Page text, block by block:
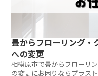
畳からフローリング・
への変更
相模原市で畳からフローリ
の変更にお困りならプラス